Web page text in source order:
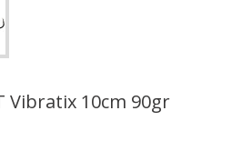
Vibratix 10cm 90gr